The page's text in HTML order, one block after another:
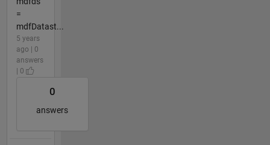
=
mdfDatast...
5 years
ago | 0
answers
| 0
0
answers